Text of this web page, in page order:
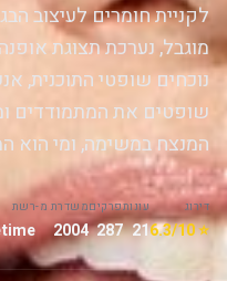
לקניית חומרים לעיצוב
מוגבל, נערכת תצוגת
נוכחים שופטי התוכנית,
שופטים את המתמודדים
המנצח במשימה, ומי הוא
דירוג
⭐ 6.3/10
עונות
21
פרקים
287
משדרת מ-
2004
רשת